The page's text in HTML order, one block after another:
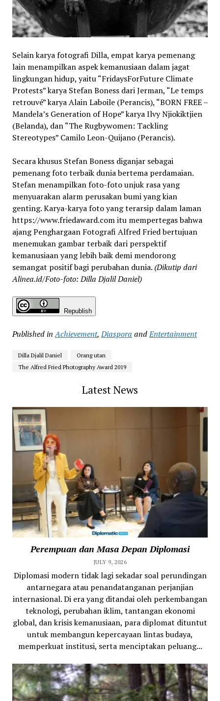
Selain karya fotografi Dilla, empat karya pemenang
lain menampilkan aspek kemanusiaan dalam jagat
lingkungan hidup, yaitu “FridaysForFuture Climate
Protests” karya Stefan Boness dari Jerman, “Le temps
retrouvé” karya Alain Laboile (Perancis), “BORN FREE –
Mandela’s Generation of Hope” karya Ilvy Njiokiktjien
(Belanda), dan “The Rugbywomen: Tackling
Stereotypes” Camilo Leon-Quijano (Perancis).
Secara khusus Stefan Boness diganjar sebagai
pemenang foto terbaik dunia bertema perdamaian.
Stefan menampilkan foto-foto unjuk rasa yang
menyuarakan alarm perusakan bumi yang kian
genting. Karya-karya foto yang terarsip dalam laman
https://www.friedaward.com itu mempertegas bahwa
ajang Penghargaan Fotografi Alfred Fried bertujuan
menemukan gambar terbaik dari perspektif
kemanusiaan yang lebih baik demi mendorong
semangat positif bagi perubahan dunia. (Dikutip dari
Alinea.id/Foto-foto: Dilla Djalil Daniel)
Republish
Published in Achievement,Diaspora andEntertainment
Dilla Djalil Daniel
Orang utan
The Alfred Fried Photography Award 2019
Latest News
Perempuan dan Masa Depan Diplomasi
JULY 9, 2026
Diplomasi modern tidak lagi sekadar soal perundingan
antarnegara atau penandatanganan perjanjian
internasional. Di era yang ditandai oleh perkembangan
teknologi, perubahan iklim, tantangan ekonomi
global, dan krisis kemanusiaan, para diplomat dituntut
untuk membangun kepercayaan lintas budaya,
memperkuat institusi, serta menciptakan peluang...